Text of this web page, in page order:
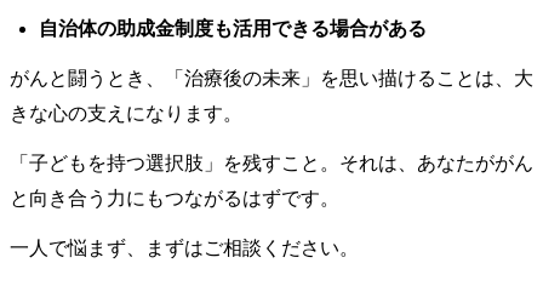
自治体の助成金制度も活用できる場合がある
がんと闘うとき、「治療後の未来」を思い描けることは、大
きな心の支えになります。
「子どもを持つ選択肢」を残すこと。それは、あなたががん
と向き合う力にもつながるはずです。
一人で悩まず、まずはご相談ください。